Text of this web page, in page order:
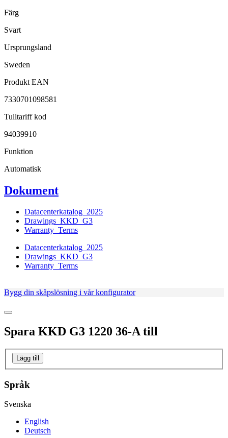
Färg
Svart
Ursprungsland
Sweden
Produkt EAN
7330701098581
Tulltariff kod
94039910
Funktion
Automatisk
Dokument
Datacenterkatalog_2025
Drawings_KKD_G3
Warranty_Terms
Datacenterkatalog_2025
Drawings_KKD_G3
Warranty_Terms
Bygg din skåpslösning i vår konfigurator
Spara KKD G3 1220 36-Atill
Lägg till
Språk
Svenska
English
Deutsch